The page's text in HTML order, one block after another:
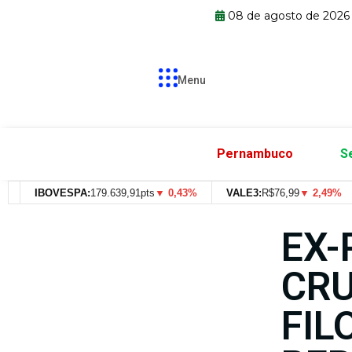
08 de agosto de 2026
Menu
Pernambuco
IBOVESPA:179.639,91pts▼ 0,43% VALE3:R$76,99▼ 2,49%